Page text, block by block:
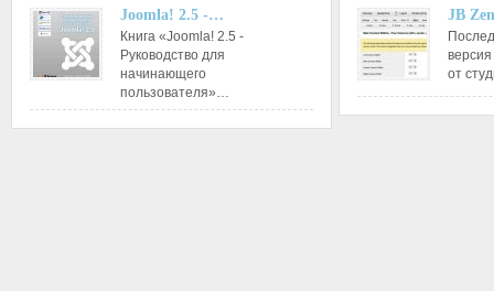
Joomla! 2.5 -…
Книга «Joomla! 2.5 -
Руководство для
начинающего
пользователя»…
JB
от